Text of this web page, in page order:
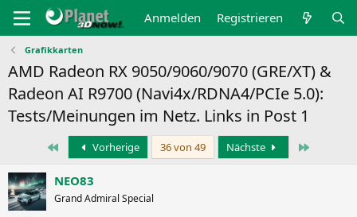
Anmelden Registrieren
Grafikkarten
AMD Radeon RX 9050/9060/9070 (GRE/XT) &
Radeon AI R9700 (Navi4x/RDNA4/PCIe 5.0):
Tests/Meinungen im Netz. Links in Post 1
Erste Vorherige 36 von 49 Nächste
NEO83
Grand Admiral Special